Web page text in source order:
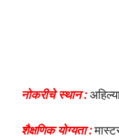
नोकरीचे स्थान :
शैक्षणिक योग्यता :